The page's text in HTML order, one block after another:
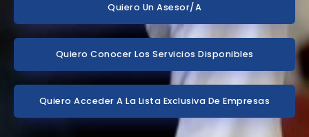
Quiero Un Asesor/a
Quiero Conocer Los Servicios Disponibles
Quiero Acceder A La Lista Exclusiva De Empresas